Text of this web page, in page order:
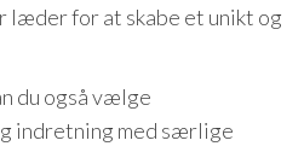
for at skabe et unikt og
du også vælge
indretning med særlige